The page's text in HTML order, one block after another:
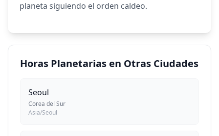
planeta siguiendo el orden caldeo.
Horas Planetarias en Otras Ciudades
Seoul
Corea del Sur
Asia/Seoul